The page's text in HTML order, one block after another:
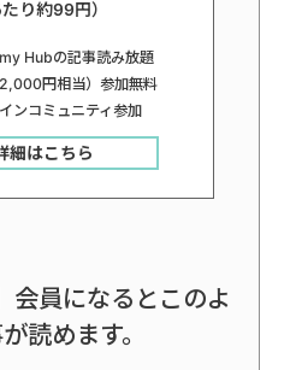
たり約99円）
Hubの記事読み放題
円相当）参加無料
ンコミュニティ参加
細はこちら
会員になるとこのよ
読めます。